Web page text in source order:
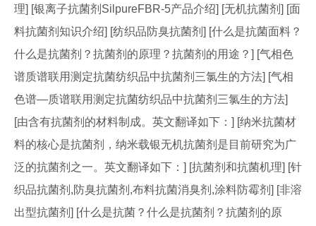
理] [银离子抗菌剂SilpureFBR-5产品介绍] [无机抗菌剂] [面
料抗菌剂知识介绍] [纺织品防臭抗菌剂] [什么是抗菌面料？
什么是抗菌剂？抗菌剂的原理？抗菌剂的用途？] [气相色
谱质谱联用测定抗菌纺织品中抗菌剂三氯生的方法] [气相
色谱—质谱联用测定抗菌纺织品中抗菌剂三氯生的方法]
[由含有抗菌剂的材料制成。英文翻译如下：] [纳米抗菌材
料的核心是抗菌剂，纳米载银无机抗菌剂是目前研究为广
泛的抗菌剂之一。英文翻译如下：] [抗菌剂和抗菌机理] [针
织品抗菌剂,防臭抗菌剂,布料抗菌消臭剂,涂料防霉剂] [非溶
出型抗菌剂] [什么是抗菌？什么是抗菌剂？抗菌剂的原